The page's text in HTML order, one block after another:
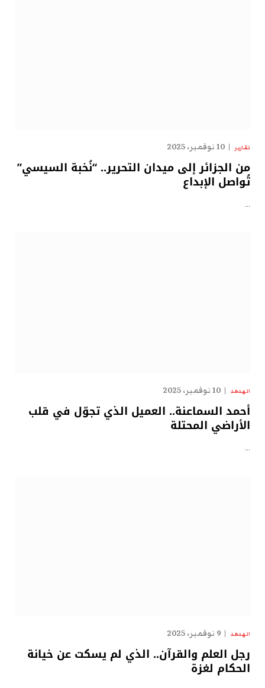
تقارير 10 نوفمبر، 2025
من الجزائر إلى ميدان التحرير.. “نُخبة السيسي”
تُواصل الإبداع
…
الهدهد 10 نوفمبر، 2025
أحمد السماعنة.. العميل الذي تجوّل في قلب
الأراضي المحتلة
…
الهدهد 9 نوفمبر، 2025
رجل العلم والقرآن.. الذي لم يسكت عن خيانة
الحكام لغزة